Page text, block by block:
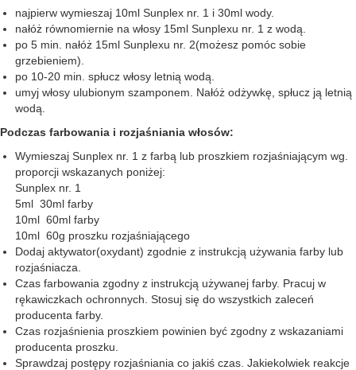
najpierw wymieszaj 10ml Sunplex nr. 1 i 30ml wody.
nałóż równomiernie na włosy 15ml Sunplexu nr. 1 z wodą.
po 5 min. nałóż 15ml Sunplexu nr. 2(możesz pomóc sobie
grzebieniem).
po 10-20 min. spłucz włosy letnią wodą.
umyj włosy ulubionym szamponem. Nałóż odżywkę, spłucz ją letnią
wodą.
Podczas farbowania i rozjaśniania włosów:
Wymieszaj Sunplex nr. 1 z farbą lub proszkiem rozjaśniającym wg.
proporcji wskazanych poniżej:
Sunplex nr. 1
5ml 30ml farby
10ml 60ml farby
10ml 60g proszku rozjaśniającego
Dodaj aktywator(oxydant) zgodnie z instrukcją używania farby lub
rozjaśniacza.
Czas farbowania zgodny z instrukcją używanej farby. Pracuj w
rękawiczkach ochronnych. Stosuj się do wszystkich zaleceń
producenta farby.
Czas rozjaśnienia proszkiem powinien być zgodny z wskazaniami
producenta proszku.
Sprawdzaj postępy rozjaśniania co jakiś czas. Jakiekolwiek reakcje